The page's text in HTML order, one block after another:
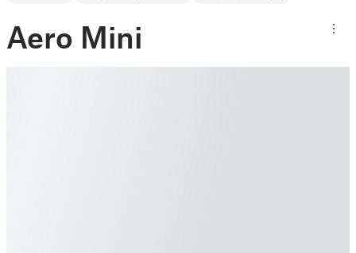
Aero Mini